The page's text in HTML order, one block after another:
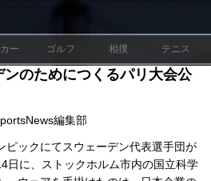
ー ゴルフ 相撲 テニス
ンのためにつくるパリ大会公
編集部
ックにてスウェーデン代表選手団が
日に、ストックホルム市内の国立科学